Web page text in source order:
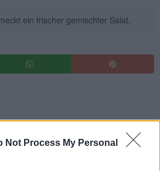
Not Process My Personal
ein frischer gemischter Salat.